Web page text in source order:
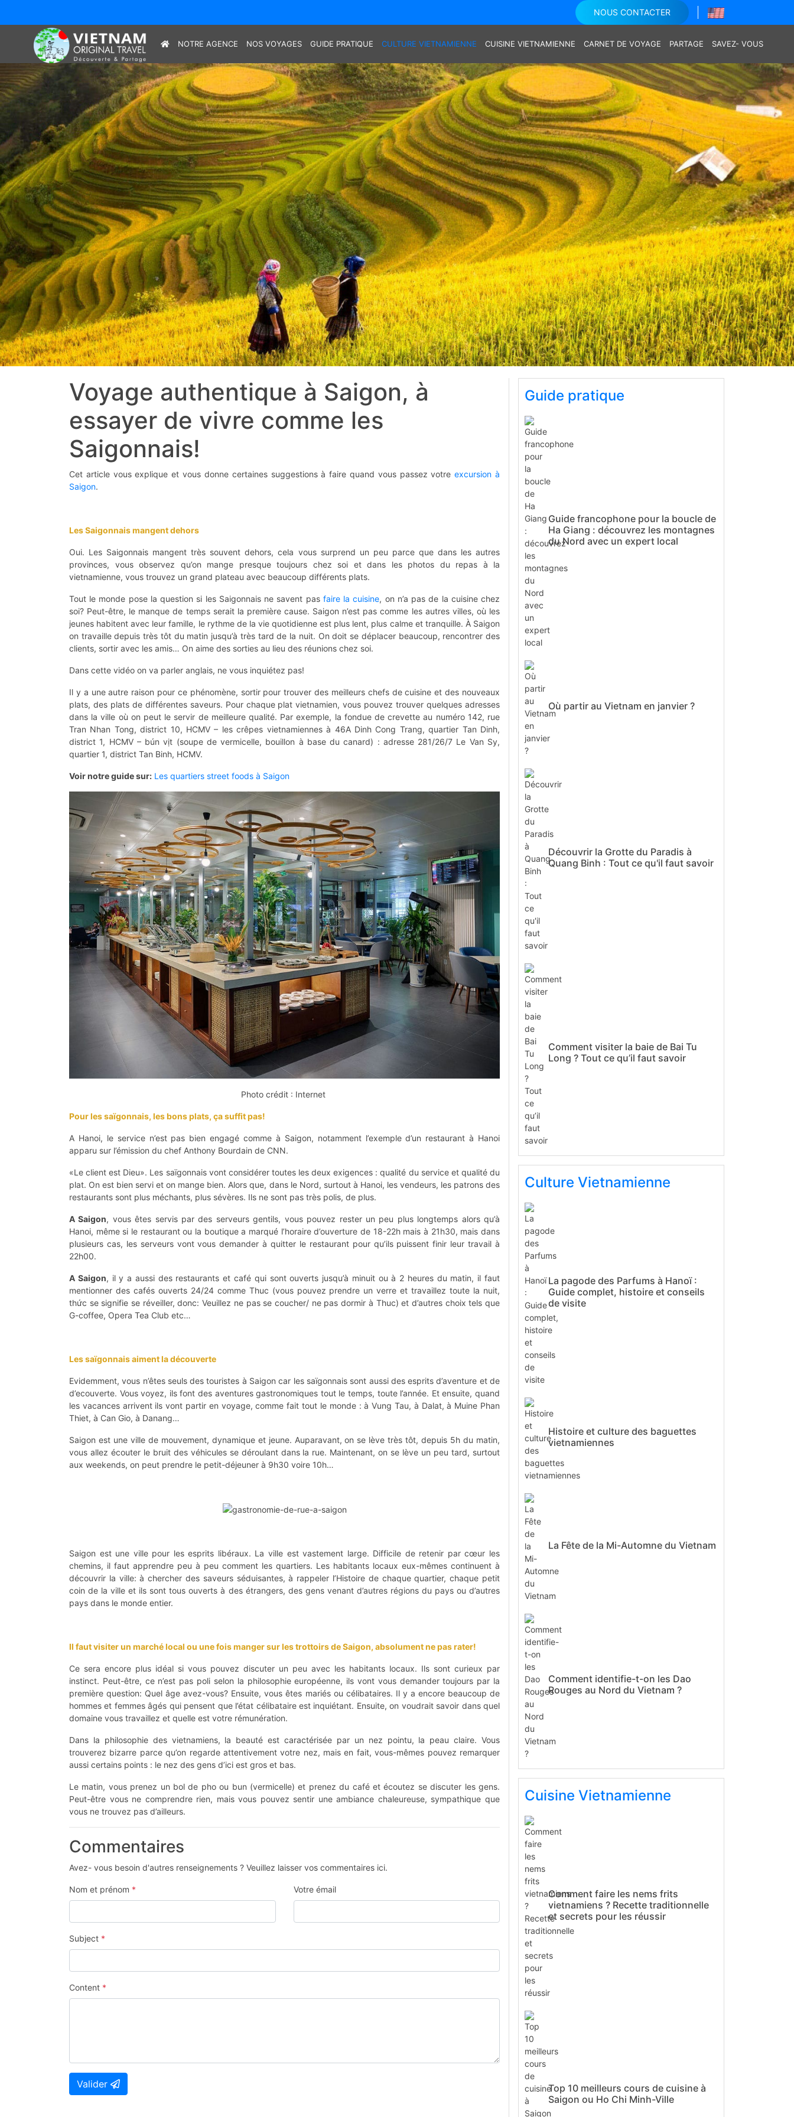
NOUS CONTACTER
NOTRE AGENCE NOS VOYAGES GUIDE PRATIQUE CULTURE VIETNAMIENNE CUISINE VIETNAMIENNE CARNET DE VOYAGE PARTAGE SAVEZ- VOUS
Voyage authentique à Saigon, à
essayer de vivre comme les
Saigonnais!
Cet article vous explique et vous donne certaines suggestions à faire quand vous passez votreexcursion à
Saigon.
Les Saigonnais mangent dehors
Oui. Les Saigonnais mangent très souvent dehors, cela vous surprend un peu parce que dans les autres
provinces, vous observez qu’on mange presque toujours chez soi et dans les photos du repas à la
vietnamienne, vous trouvez un grand plateau avec beaucoup différents plats.
Tout le monde pose la question si les Saigonnais ne savent pas faire la cuisine, on n’a pas de la cuisine chez
soi? Peut-être, le manque de temps serait la première cause. Saigon n’est pas comme les autres villes, où les
jeunes habitent avec leur famille, le rythme de la vie quotidienne est plus lent, plus calme et tranquille. À Saigon
on travaille depuis très tôt du matin jusqu’à très tard de la nuit. On doit se déplacer beaucoup, rencontrer des
clients, sortir avec les amis… On aime des sorties au lieu des réunions chez soi.
Dans cette vidéo on va parler anglais, ne vous inquiétez pas!
Il y a une autre raison pour ce phénomène, sortir pour trouver des meilleurs chefs de cuisine et des nouveaux
plats, des plats de différentes saveurs. Pour chaque plat vietnamien, vous pouvez trouver quelques adresses
dans la ville où on peut le servir de meilleure qualité. Par exemple, la fondue de crevette au numéro 142, rue
Tran Nhan Tong, district 10, HCMV – les crêpes vietnamiennes à 46A Dinh Cong Trang, quartier Tan Dinh,
district 1, HCMV – bún vịt (soupe de vermicelle, bouillon à base du canard) : adresse 281/26/7 Le Van Sy,
quartier 1, district Tan Binh, HCMV.
Voir notre guide sur: Les quartiers street foods à Saigon
Photo crédit : Internet
Pour les saïgonnais, les bons plats, ça suffit pas!
A Hanoi, le service n’est pas bien engagé comme à Saigon, notamment l’exemple d’un restaurant à Hanoi
apparu sur l’émission du chef Anthony Bourdain de CNN.
«Le client est Dieu». Les saïgonnais vont considérer toutes les deux exigences : qualité du service et qualité du
plat. On est bien servi et on mange bien. Alors que, dans le Nord, surtout à Hanoi, les vendeurs, les patrons des
restaurants sont plus méchants, plus sévères. Ils ne sont pas très polis, de plus.
A Saigon, vous êtes servis par des serveurs gentils, vous pouvez rester un peu plus longtemps alors qu’à
Hanoi, même si le restaurant ou la boutique a marqué l’horaire d’ouverture de 18-22h mais à 21h30, mais dans
plusieurs cas, les serveurs vont vous demander à quitter le restaurant pour qu’ils puissent finir leur travail à
22h00.
A Saigon, il y a aussi des restaurants et café qui sont ouverts jusqu’à minuit ou à 2 heures du matin, il faut
mentionner des cafés ouverts 24/24 comme Thuc (vous pouvez prendre un verre et travaillez toute la nuit,
thức se signifie se réveiller, donc: Veuillez ne pas se coucher/ ne pas dormir à Thuc) et d’autres choix tels que
G-coffee, Opera Tea Club etc…
Les saïgonnais aiment la découverte
Evidemment, vous n’êtes seuls des touristes à Saigon car les saïgonnais sont aussi des esprits d’aventure et de
d’ecouverte. Vous voyez, ils font des aventures gastronomiques tout le temps, toute l’année. Et ensuite, quand
les vacances arrivent ils vont partir en voyage, comme fait tout le monde : à Vung Tau, à Dalat, à Muine Phan
Thiet, à Can Gio, à Danang…
Saigon est une ville de mouvement, dynamique et jeune. Auparavant, on se lève très tôt, depuis 5h du matin,
vous allez écouter le bruit des véhicules se déroulant dans la rue. Maintenant, on se lève un peu tard, surtout
aux weekends, on peut prendre le petit-déjeuner à 9h30 voire 10h…
Saigon est une ville pour les esprits libéraux. La ville est vastement large. Difficile de retenir par cœur les
chemins, il faut apprendre peu à peu comment les quartiers. Les habitants locaux eux-mêmes continuent à
découvrir la ville: à chercher des saveurs séduisantes, à rappeler l’Histoire de chaque quartier, chaque petit
coin de la ville et ils sont tous ouverts à des étrangers, des gens venant d’autres régions du pays ou d’autres
pays dans le monde entier.
Il faut visiter un marché local ou une fois manger sur les trottoirs de Saigon, absolument ne pas rater!
Ce sera encore plus idéal si vous pouvez discuter un peu avec les habitants locaux. Ils sont curieux par
instinct. Peut-être, ce n’est pas poli selon la philosophie européenne, ils vont vous demander toujours par la
première question: Quel âge avez-vous? Ensuite, vous êtes mariés ou célibataires. Il y a encore beaucoup de
hommes et femmes âgés qui pensent que l’état célibataire est inquiétant. Ensuite, on voudrait savoir dans quel
domaine vous travaillez et quelle est votre rémunération.
Dans la philosophie des vietnamiens, la beauté est caractérisée par un nez pointu, la peau claire. Vous
trouverez bizarre parce qu’on regarde attentivement votre nez, mais en fait, vous-mêmes pouvez remarquer
aussi certains points : le nez des gens d’ici est gros et bas.
Le matin, vous prenez un bol de pho ou bun (vermicelle) et prenez du café et écoutez se discuter les gens.
Peut-être vous ne comprendre rien, mais vous pouvez sentir une ambiance chaleureuse, sympathique que
vous ne trouvez pas d’ailleurs.
Commentaires
Avez- vous besoin d'autres renseignements ? Veuillez laisser vos commentaires ici.
Nom et prénom * Votre émail
Subject *
Content *
Valider
Guide pratique
Guide francophone pour la boucle de
Ha Giang : découvrez les montagnes
du Nord avec un expert local
Où partir au Vietnam en janvier ?
Découvrir la Grotte du Paradis à
Quang Binh : Tout ce qu'il faut savoir
Comment visiter la baie de Bai Tu
Long ? Tout ce qu’il faut savoir
Culture Vietnamienne
La pagode des Parfums à Hanoï :
Guide complet, histoire et conseils
de visite
Histoire et culture des baguettes
vietnamiennes
La Fête de la Mi-Automne du Vietnam
Comment identifie-t-on les Dao
Rouges au Nord du Vietnam ?
Cuisine Vietnamienne
Comment faire les nems frits
vietnamiens ? Recette traditionnelle
et secrets pour les réussir
Top 10 meilleurs cours de cuisine à
Saigon ou Ho Chi Minh-Ville